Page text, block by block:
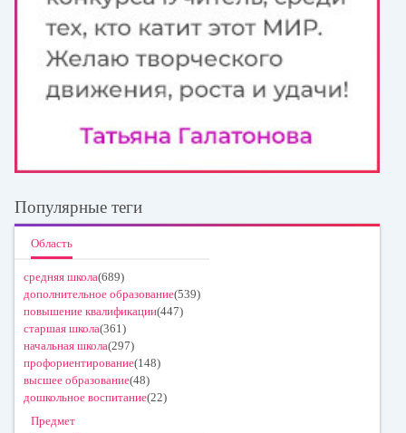
Популярные теги
Область
средняя школа(689)
дополнительное образование(539)
повышение квалификации(447)
старшая школа(361)
начальная школа(297)
профориентирование(148)
высшее образование(48)
дошкольное воспитание(22)
Предмет